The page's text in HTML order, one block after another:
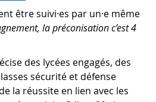
être suivi·es par un·e même
la préconisation c’est 4
des lycées engagés, des
sécurité et défense
la réussite en lien avec les